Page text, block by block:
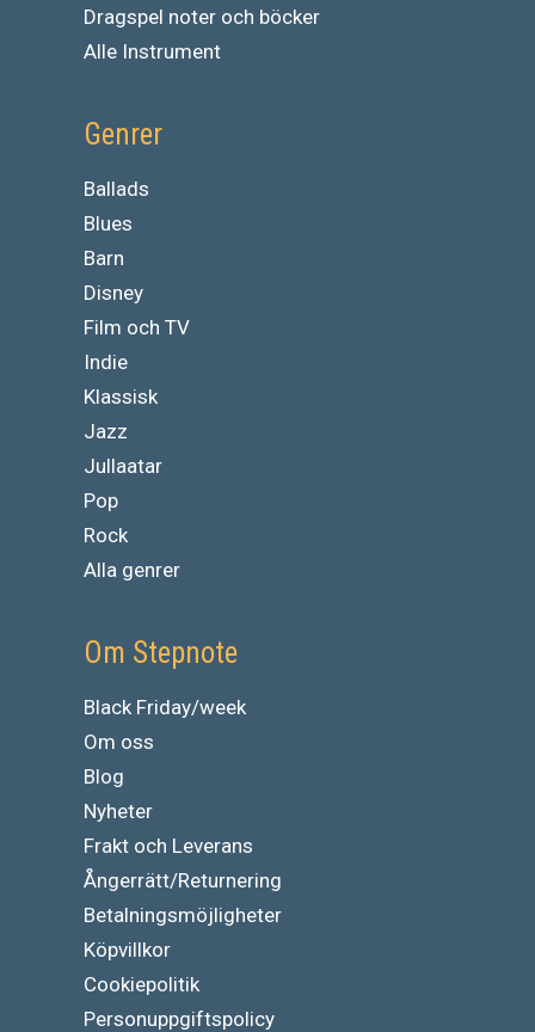
Dragspel noter och böcker
Alle Instrument
Genrer
Ballads
Blues
Barn
Disney
Film och TV
Indie
Klassisk
Jazz
Jullaatar
Pop
Rock
Alla genrer
Om Stepnote
Black Friday/week
Om oss
Blog
Nyheter
Frakt och Leverans
Ångerrätt/Returnering
Betalningsmöjligheter
Köpvillkor
Cookiepolitik
Personuppgiftspolicy